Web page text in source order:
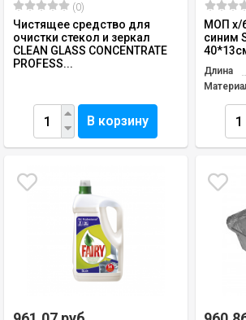
(0)
Чистящее средство для
очистки стекол и зеркал
CLEAN GLASS CONCENTRATE
PROFESS...
В корзину
МОП х/
синим
Длина